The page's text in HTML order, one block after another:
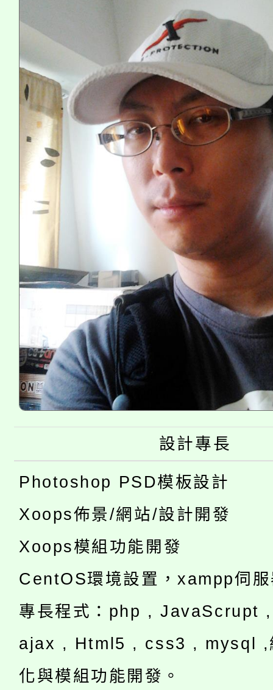
設計專長
Photoshop PSD模板設計
Xoops佈景/網站/設計開發
Xoops模組功能開發
CentOS環境設置，xampp伺
專長程式：php , JavaScrupt
ajax , Html5 , css3 , mysql ,
化與模組功能開發。